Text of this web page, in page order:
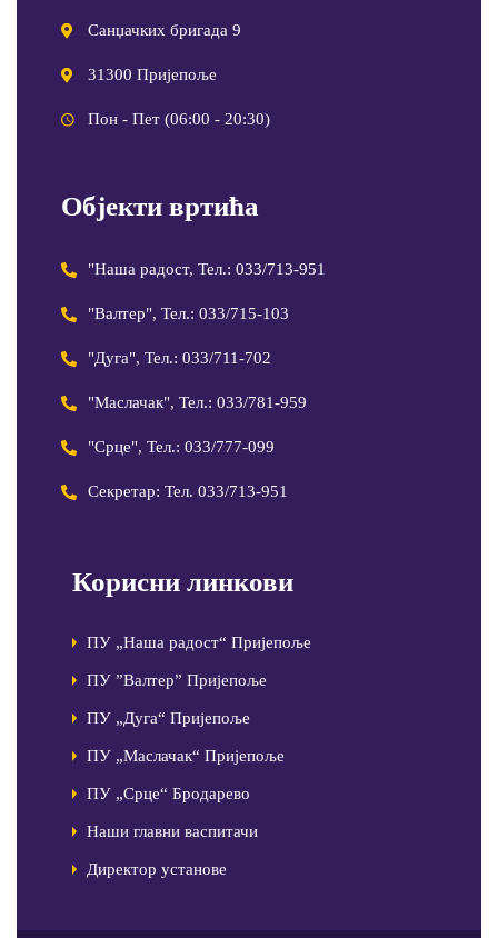
Санџачких бригада 9
31300 Пријепоље
Пон - Пет (06:00 - 20:30)
Објекти вртића
"Наша радост, Тел.: 033/713-951
"Валтер", Тел.: 033/715-103
"Дуга", Тел.: 033/711-702
"Маслачак", Тел.: 033/781-959
"Срце", Тел.: 033/777-099
Секретар: Тел. 033/713-951
Корисни линкови
ПУ „Наша радост“ Пријепоље
ПУ ”Валтер” Пријепоље
ПУ „Дуга“ Пријепоље
ПУ „Маслачак“ Пријепоље
ПУ „Срце“ Бродарево
Наши главни васпитачи
Директор установе